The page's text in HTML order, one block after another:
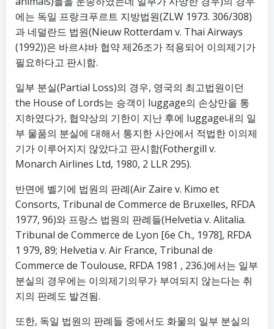
에는 독일 프랑크푸르트 지방법원(ZLW 1973. 306/308)
과 네덜란드 법원(Nieuw Rotterdam v. Thai Airways
(1992))은 바르샤바 협약 제26조가 적용되어 이의제기가
필요하다고 판시함.
일부 분실(Partial Loss)의 경우, 영국의 최고법원이던
the House of Lords는 승객이 luggage의 손상만을 통
지하였다가, 협약상의 기한이 지난 후에 luggage내의 일
부 물품의 분실에 대해서 통지한 사안에서 적법한 이의제
기가 이루어지지 않았다고 판시함(Fothergill v.
Monarch Airlines Ltd, 1980, 2 LLR 295).
반면에 벨기에 법원의 판례(Air Zaire v. Kimo et
Consorts, Tribunal de Commerce de Bruxelles, RFDA
1977, 96)와 프랑스 법원의 판례들(Helvetia v. Alitalia.
Tribunal de Commerce de Lyon [6e Ch., 1978], RFDA
1 979, 89; Helvetia v. Air France, Tribunal de
Commerce de Toulouse, RFDA 1981 , 236.)에서는 일부
분실의 경우에는 이의제기의무가 부여되지 않는다는 취
지의 판례도 발견됨.
또한, 독일 법원의 판례들 중에서도 화물의 일부 분실의